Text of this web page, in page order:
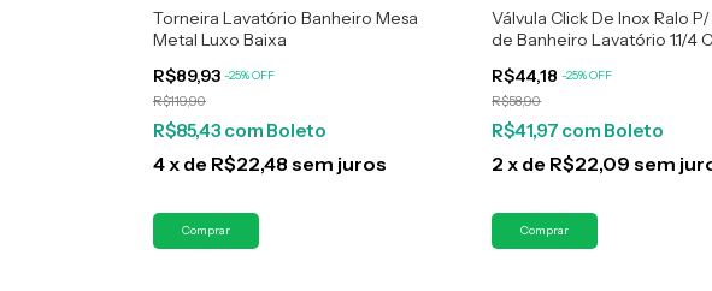
Torneira Lavatório Banheiro Mesa
Metal Luxo Baixa
R$89,93 -25%OFF
R$119,90
R$85,43 com Boleto
4 x de R$22,48 sem juros
Válvula Click De Inox Ralo
de Banheiro Lavatório 1.1/4
R$44,18-25%OFF
R$58,90
R$41,97 com Boleto
2 x de R$22,09 sem